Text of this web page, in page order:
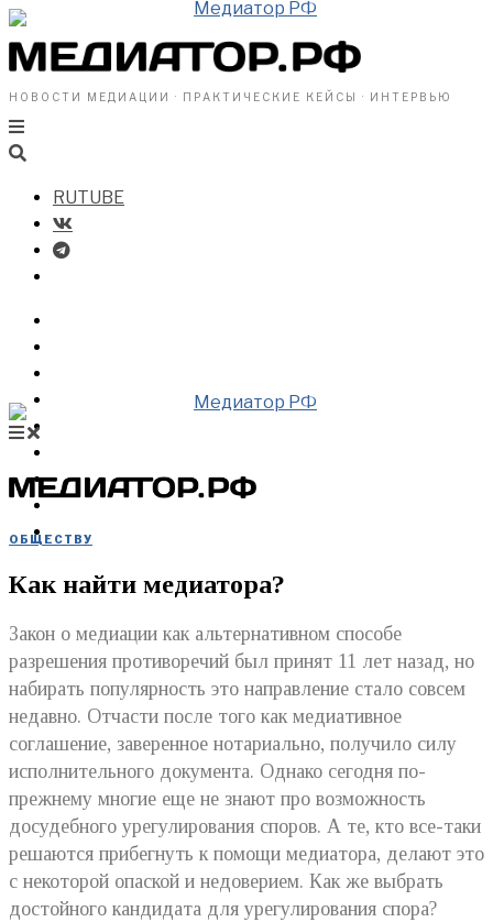
НОВОСТИ МЕДИАЦИИ · ПРАКТИЧЕСКИЕ КЕЙСЫ · ИНТЕРВЬЮ
RUTUBE
ВИДЕО
КУПИТЬ
ОБЩЕСТВУ
Как найти медиатора?
Закон о медиации как альтернативном способе
разрешения противоречий был принят 11 лет назад, но
набирать популярность это направление стало совсем
недавно. Отчасти после того как медиативное
соглашение, заверенное нотариально, получило силу
исполнительного документа. Однако сегодня по-
прежнему многие еще не знают про возможность
досудебного урегулирования споров. А те, кто все-таки
решаются прибегнуть к помощи медиатора, делают это
с некоторой опаской и недоверием. Как же выбрать
достойного кандидата для урегулирования спора?